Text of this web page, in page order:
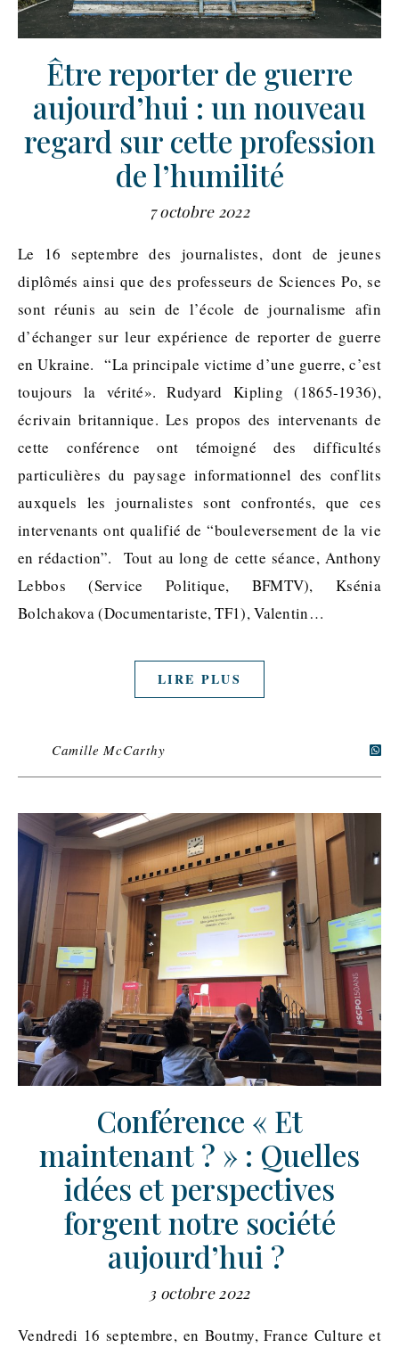
Être reporter de guerre
aujourd’hui : un nouveau
regard sur cette profession
de l’humilité
7 octobre 2022
Le 16 septembre des journalistes, dont de jeunes
diplômés ainsi que des professeurs de Sciences Po, se
sont réunis au sein de l’école de journalisme afin
d’échanger sur leur expérience de reporter de guerre
en Ukraine. “La principale victime d’une guerre, c’est
toujours la vérité». Rudyard Kipling (1865-1936),
écrivain britannique. Les propos des intervenants de
cette conférence ont témoigné des difficultés
particulières du paysage informationnel des conflits
auxquels les journalistes sont confrontés, que ces
intervenants ont qualifié de “bouleversement de la vie
en rédaction”. Tout au long de cette séance, Anthony
Lebbos (Service Politique, BFMTV), Ksénia
Bolchakova (Documentariste, TF1), Valentin…
LIRE PLUS
Camille McCarthy
Conférence « Et
maintenant ? » : Quelles
idées et perspectives
forgent notre société
aujourd’hui ?
3 octobre 2022
Vendredi 16 septembre, en Boutmy, France Culture et